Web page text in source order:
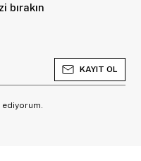
bırakın
KAYIT OL